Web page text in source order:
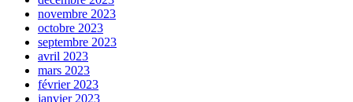
novembre 2023
octobre 2023
septembre 2023
avril 2023
mars 2023
février 2023
janvier 2023